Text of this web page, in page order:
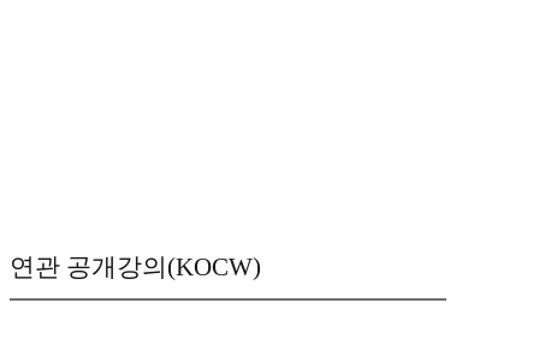
연관 공개강의(KOCW)